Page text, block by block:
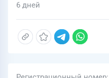
6 дней